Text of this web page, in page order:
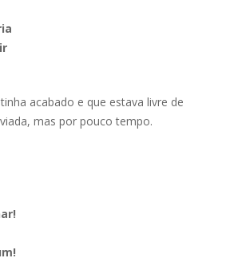
acabado e que estava livre de
mas por pouco tempo.